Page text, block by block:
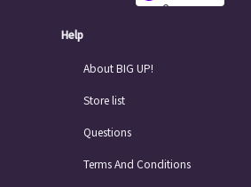
e
Help
About BIG UP!
Store list
Questions
Terms And Conditions